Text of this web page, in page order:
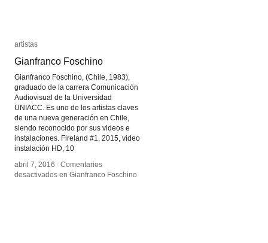
artistas
Gianfranco Foschino
Gianfranco Foschino, (Chile, 1983),
graduado de la carrera Comunicación
Audiovisual de la Universidad
UNIACC. Es uno de los artistas claves
de una nueva generación en Chile,
siendo reconocido por sus videos e
instalaciones. Fireland #1, 2015, video
instalación HD, 10
abril 7, 2016 / Comentarios
desactivados en Gianfranco Foschino
artistas
Gianfranco Foschino
abril 7, 2016 / Comentarios
desactivados en Gianfranco Foschino